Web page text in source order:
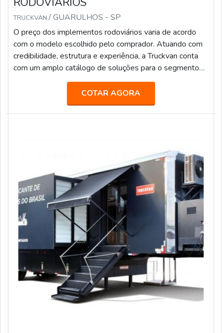
TRUCKVAN / GUARULHOS - SP
O preço dos implementos rodoviários varia de acordo
com o modelo escolhido pelo comprador. Atuando com
credibilidade, estrutura e experiência, a Truckvan conta
com um amplo catálogo de soluções para o segmento
de transporte de pesados, tais como: Transporte de
valores; Semirreboque, bitrem e rodotrem sider; Piso
móvel; Linha Graneleira; Inloader; Furgão; Carroceria para
transporte de bebidas; Carga seca; Entre outros.Fundada
COTAR AGORA